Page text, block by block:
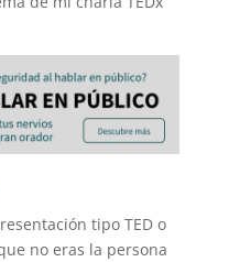
tipo TED o
no eras la persona